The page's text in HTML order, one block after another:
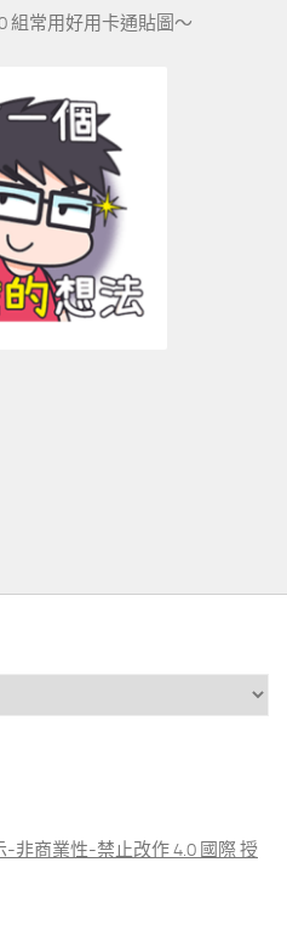
組常用好用卡通貼圖～
-非商業性-禁止改作 4.0 國際 授